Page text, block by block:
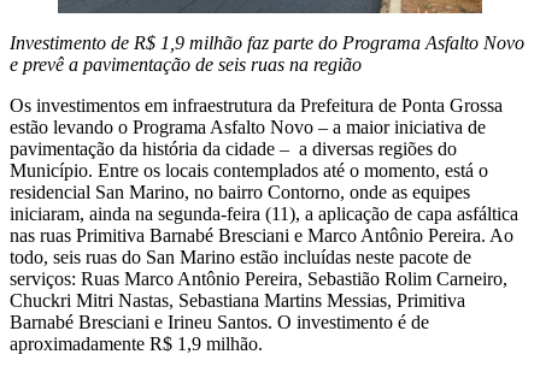
Investimento de R$ 1,9 milhão faz parte do Programa Asfalto Novo
e prevê a pavimentação de seis ruas na região
Os investimentos em infraestrutura da Prefeitura de Ponta Grossa
estão levando o Programa Asfalto Novo – a maior iniciativa de
pavimentação da história da cidade – a diversas regiões do
Município. Entre os locais contemplados até o momento, está o
residencial San Marino, no bairro Contorno, onde as equipes
iniciaram, ainda na segunda-feira (11), a aplicação de capa asfáltica
nas ruas Primitiva Barnabé Bresciani e Marco Antônio Pereira. Ao
todo, seis ruas do San Marino estão incluídas neste pacote de
serviços: Ruas Marco Antônio Pereira, Sebastião Rolim Carneiro,
Chuckri Mitri Nastas, Sebastiana Martins Messias, Primitiva
Barnabé Bresciani e Irineu Santos. O investimento é de
aproximadamente R$ 1,9 milhão.